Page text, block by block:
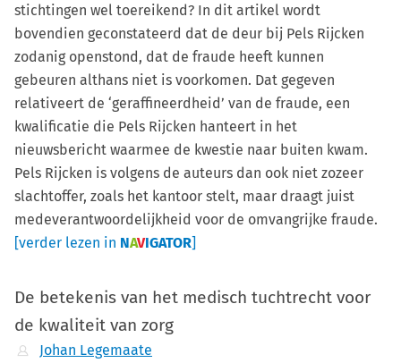
stichtingen wel toereikend? In dit artikel wordt
bovendien geconstateerd dat de deur bij Pels Rijcken
zodanig openstond, dat de fraude heeft kunnen
gebeuren althans niet is voorkomen. Dat gegeven
relativeert de ‘geraffineerdheid’ van de fraude, een
kwalificatie die Pels Rijcken hanteert in het
nieuwsbericht waarmee de kwestie naar buiten kwam.
Pels Rijcken is volgens de auteurs dan ook niet zozeer
slachtoffer, zoals het kantoor stelt, maar draagt juist
medeverantwoordelijkheid voor de omvangrijke fraude.
[verder lezen in NAVIGATOR]
De betekenis van het medisch tuchtrecht voor
de kwaliteit van zorg
Johan Legemaate